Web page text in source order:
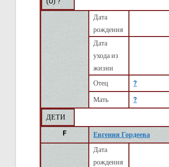
Дата
рождения
Дата
ухода из
жизни
Отец
?
Мать ?
ДЕТИ
F
Евгения Гордеева
Дата
рождения